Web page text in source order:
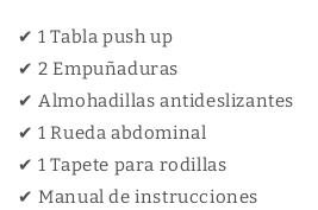
✔ 1 Tabla push up
✔ 2 Empuñaduras
✔ Almohadillas antideslizantes
✔ 1 Rueda abdominal
✔ 1 Tapete para rodillas
✔ Manual de instrucciones